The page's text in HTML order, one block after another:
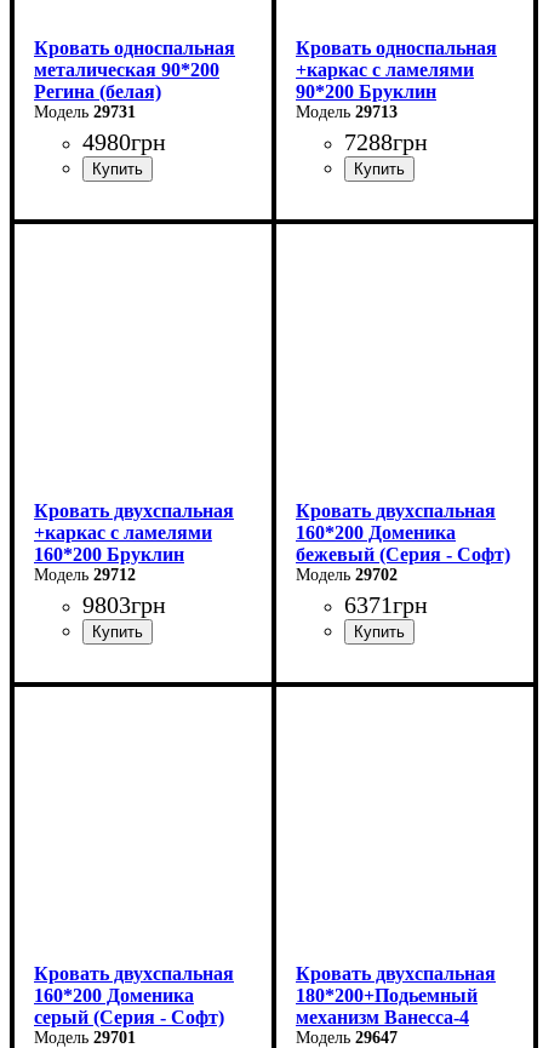
Кровать односпальная
металическая 90*200
Регина (белая)
29731
4980грн
Ширина: 90 см
Кровать односпальная
+каркас с ламелями
90*200 Бруклин
29713
7288грн
Ширина: 99 см
Кровать двухспальная
+каркас с ламелями
160*200 Бруклин
29712
9803грн
Ширина: 169 см
Кровать двухспальная
160*200 Доменика
бежевый (Серия - Софт)
29702
6371грн
Кровать двухспальная
160*200 Доменика
серый (Серия - Софт)
29701
Кровать двухспальная
180*200+Подьемный
механизм Ванесса-4
29647